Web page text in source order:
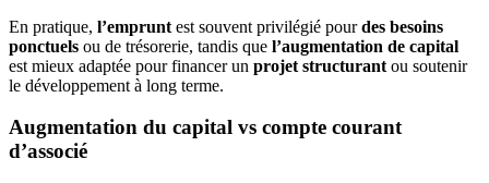
En pratique, l’emprunt est souvent privilégié pourdes besoins
ponctuels ou de trésorerie, tandis que l’augmentation de capital
est mieux adaptée pour financer un projet structurant ou soutenir
le développement à long terme.
Augmentation du capital vs compte courant
d’associé